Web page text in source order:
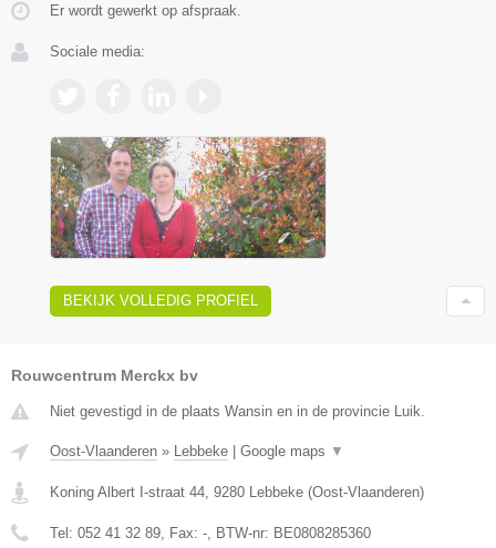
Er wordt gewerkt op afspraak.
Sociale media:
BEKIJK VOLLEDIG PROFIEL
Rouwcentrum Merckx bv
Niet gevestigd in de plaats Wansin en in de provincie Luik.
Oost-Vlaanderen » Lebbeke | Google maps ▼
Koning Albert I-straat 44 9280 Lebbeke (Oost-Vlaanderen)
Tel: 052 41 32 89 , Fax: - , BTW-nr: BE0808285360